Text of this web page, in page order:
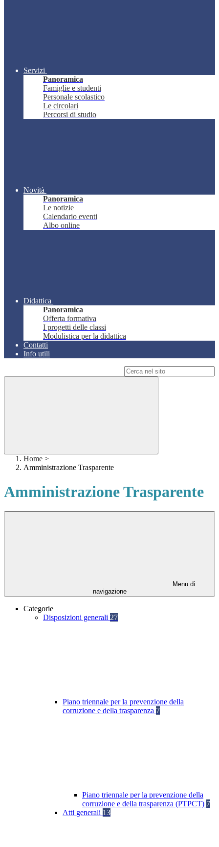
Servizi
Panoramica
Famiglie e studenti
Personale scolastico
Le circolari
Percorsi di studio
Novità
Panoramica
Le notizie
Calendario eventi
Albo online
Didattica
Panoramica
Offerta formativa
I progetti delle classi
Modulistica per la didattica
Contatti
Info utili
Home >
Amministrazione Trasparente
Amministrazione Trasparente
Menu di
navigazione
Categorie
Disposizioni generali 27
Piano triennale per la prevenzione della
corruzione e della trasparenza 7
Piano triennale per la prevenzione della
corruzione e della trasparenza (PTPCT) 7
Atti generali 13